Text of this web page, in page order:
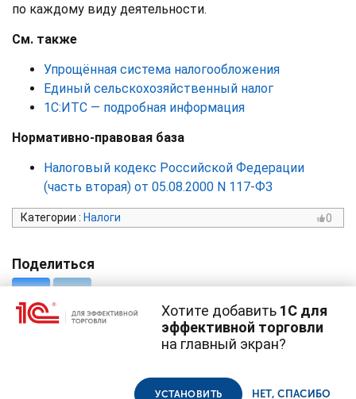
по каждому виду деятельности.
См. также
Упрощённая система налогообложения
Единый сельскохозяйственный налог
1С:ИТС — подробная информация
Нормативно-правовая база
Налоговый кодекс Российской Федерации
(часть вторая) от 05.08.2000 N 117-ФЗ
Категории : Налоги 0
Поделиться
© 1С, 2026. Все права защищены
cookie-файлы (файлы с данными о прошлых
использование файлов cookie в соответствии с политикой
Хотите добавить 1С для
эффективной торговли
на главный экран?
УСТАНОВИТЬ НЕТ, СПАСИБО